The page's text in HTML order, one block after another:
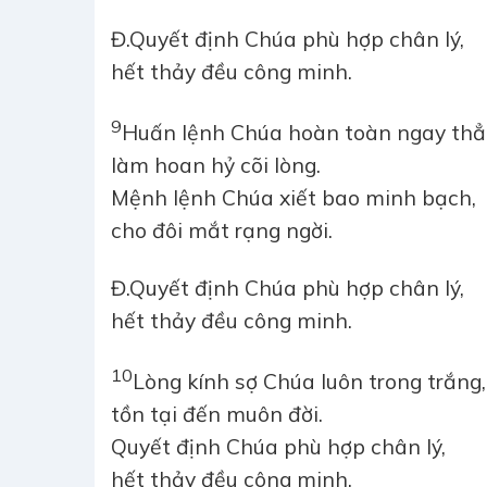
Đ.Quyết định Chúa phù hợp chân lý,
hết thảy đều công minh.
9Huấn lệnh Chúa hoàn toàn ngay
làm hoan hỷ cõi lòng.
Mệnh lệnh Chúa xiết bao minh bạch,
cho đôi mắt rạng ngời.
Đ.Quyết định Chúa phù hợp chân lý,
hết thảy đều công minh.
10Lòng kính sợ Chúa luôn trong trắng,
tồn tại đến muôn đời.
Quyết định Chúa phù hợp chân lý,
hết thảy đều công minh.